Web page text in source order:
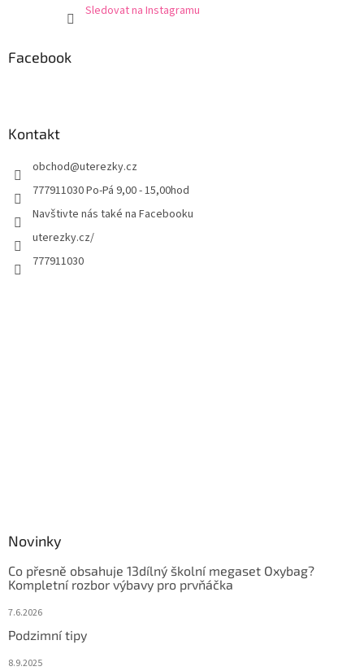
Sledovat na Instagramu
Facebook
Kontakt
obchod@uterezky.cz
777911030 Po-Pá 9,00 - 15,00hod
Navštivte nás také na Facebooku
uterezky.cz/
777911030
Novinky
Co přesně obsahuje 13dílný školní megaset Oxybag?
Kompletní rozbor výbavy pro prvňáčka
7.6.2026
Podzimní tipy
8.9.2025